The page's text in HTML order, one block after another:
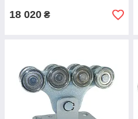
18 020 ₴